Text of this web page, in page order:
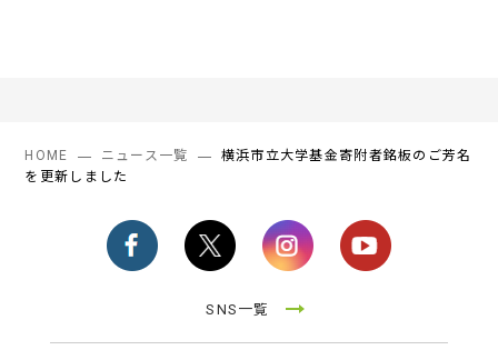
HOME ニュース一覧
横浜市立大学基金寄附者銘板のご芳名
を更新しました
SNS一覧